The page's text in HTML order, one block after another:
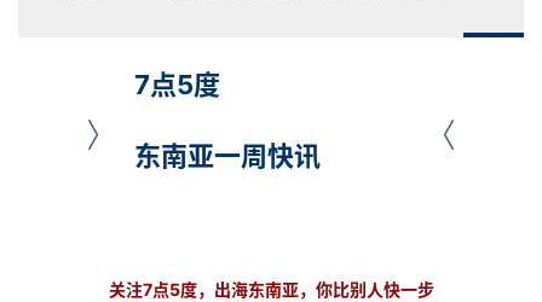
7点5度
东南亚一周快讯
关注7点5度，出海东南亚，你比别人快一步